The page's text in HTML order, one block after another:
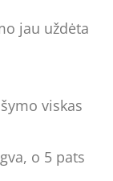
jau uždėta
viskas
o 5 pats